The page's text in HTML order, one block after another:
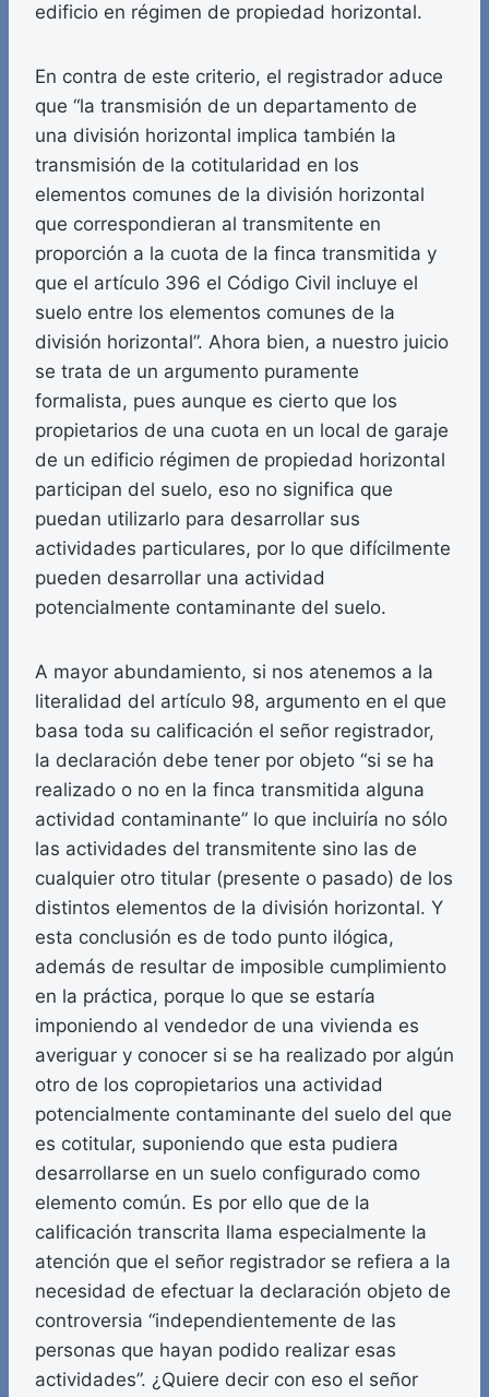
edificio en régimen de propiedad horizontal.
En contra de este criterio, el registrador aduce
que “la transmisión de un departamento de
una división horizontal implica también la
transmisión de la cotitularidad en los
elementos comunes de la división horizontal
que correspondieran al transmitente en
proporción a la cuota de la finca transmitida y
que el artículo 396 el Código Civil incluye el
suelo entre los elementos comunes de la
división horizontal”. Ahora bien, a nuestro juicio
se trata de un argumento puramente
formalista, pues aunque es cierto que los
propietarios de una cuota en un local de garaje
de un edificio régimen de propiedad horizontal
participan del suelo, eso no significa que
puedan utilizarlo para desarrollar sus
actividades particulares, por lo que difícilmente
pueden desarrollar una actividad
potencialmente contaminante del suelo.
A mayor abundamiento, si nos atenemos a la
literalidad del artículo 98, argumento en el que
basa toda su calificación el señor registrador,
la declaración debe tener por objeto “si se ha
realizado o no en la finca transmitida alguna
actividad contaminante” lo que incluiría no sólo
las actividades del transmitente sino las de
cualquier otro titular (presente o pasado) de los
distintos elementos de la división horizontal. Y
esta conclusión es de todo punto ilógica,
además de resultar de imposible cumplimiento
en la práctica, porque lo que se estaría
imponiendo al vendedor de una vivienda es
averiguar y conocer si se ha realizado por algún
otro de los copropietarios una actividad
potencialmente contaminante del suelo del que
es cotitular, suponiendo que esta pudiera
desarrollarse en un suelo configurado como
elemento común. Es por ello que de la
calificación transcrita llama especialmente la
atención que el señor registrador se refiera a la
necesidad de efectuar la declaración objeto de
controversia “independientemente de las
personas que hayan podido realizar esas
actividades”. ¿Quiere decir con eso el señor